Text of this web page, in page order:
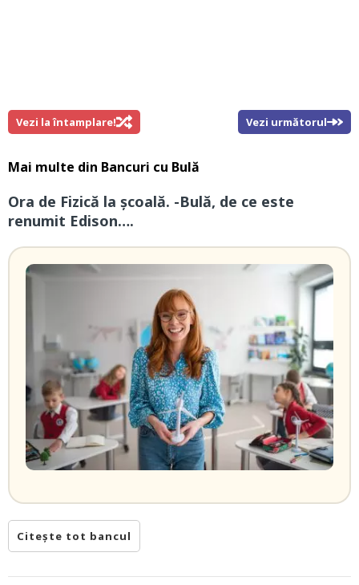
Vezi la întamplare! Vezi următorul
Mai multe din Bancuri cu Bulă
Ora de Fizică la școală. -Bulă, de ce este
renumit Edison….
Citește tot bancul